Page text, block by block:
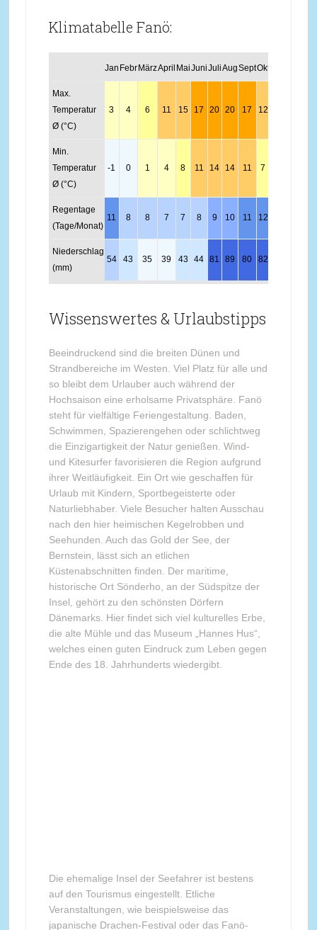
Klimatabelle Fanö:
Jan FebrMärzApril MaiJuniJuliAugSeptOkt
Max.
Temperatur
Ø (°C)
3 4 6 11 15 17 20 20 17 12
Min.
Temperatur
Ø (°C)
-1 0 1 4 8 11 14 14 11 7
Regentage
(Tage/Monat)
11 8 8 7 7 8 9 10 11 12
Niederschlag
(mm)
54 43 35 39 43 44 81 89 80 82
Wissenswertes & Urlaubstipps
Beeindruckend sind die breiten Dünen und
Strandbereiche im Westen. Viel Platz für alle und
so bleibt dem Urlauber auch während der
Hochsaison eine erholsame Privatsphäre. Fanö
steht für vielfältige Feriengestaltung. Baden,
Schwimmen, Spazierengehen oder schlichtweg
die Einzigartigkeit der Natur genießen. Wind-
und Kitesurfer favorisieren die Region aufgrund
ihrer Weitläufigkeit. Ein Ort wie geschaffen für
Urlaub mit Kindern, Sportbegeisterte oder
Naturliebhaber. Viele Besucher halten Ausschau
nach den hier heimischen Kegelrobben und
Seehunden. Auch das Gold der See, der
Bernstein, lässt sich an etlichen
Küstenabschnitten finden. Der maritime,
historische Ort Sönderho, an der Südspitze der
Insel, gehört zu den schönsten Dörfern
Dänemarks. Hier findet sich viel kulturelles Erbe,
die alte Mühle und das Museum „Hannes Hus“,
welches einen guten Eindruck zum Leben gegen
Ende des 18. Jahrhunderts wiedergibt.
Die ehemalige Insel der Seefahrer ist bestens
auf den Tourismus eingestellt. Etliche
Veranstaltungen, wie beispielsweise das
japanische Drachen-Festival oder das Fanö-